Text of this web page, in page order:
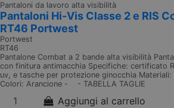
Pantaloni da lavoro alta visibilità
Pantaloni Hi-Vis Classe 2 e RIS
RT46 Portwest
Portwest
RT46
Pantalone Combat a 2 bande alta visibilità
con finitura antimacchia Specifiche: certificato
uv, e tasche per protezione ginocchia
Colori: Arancione - - TABELLA TAGLIE
Aggiungi al carrello